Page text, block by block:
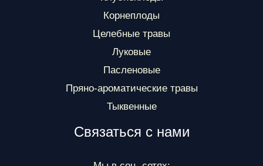
Корнеплоды
Целебные травы
Луковые
Пасленовые
Пряно-ароматические травы
Тыквенные
Связаться с нами